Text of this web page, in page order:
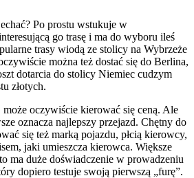
Po prostu wstukuje w
go trasę i ma do wyboru ileś
trasy wiodą ze stolicy na Wybrzeże
można też dostać się do Berlina,
dotarcia do stolicy Niemiec cudzym
złotych.
może oczywiście kierować się ceną. Ale
oznacza najlepszy przejazd. Chętny do
się też marką pojazdu, płcią kierowcy,
jaki umieszcza kierowca. Większe
ma duże doświadczenie w prowadzeniu
dopiero testuje swoją pierwszą „furę”.